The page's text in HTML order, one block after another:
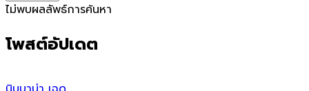
ไม่พบผลลัพธ์การค้นหา
โพสต์อัปเดต